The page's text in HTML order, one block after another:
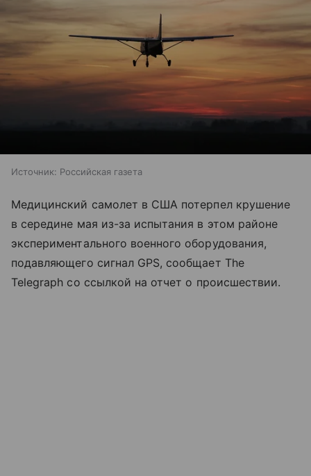
Источник: Российская газета
Медицинский самолет в США потерпел крушение
в середине мая из-за испытания в этом районе
экспериментального военного оборудования,
подавляющего сигнал GPS, сообщает The
Telegraph со ссылкой на отчет о происшествии.